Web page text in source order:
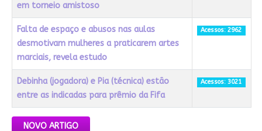
em torneio amistoso
Falta de espaço e abusos nas aulas
desmotivam mulheres a praticarem artes
marciais, revela estudo
Acessos: 2962
Debinha (jogadora) e Pia (técnica) estão
entre as indicadas para prêmio da Fifa
Acessos: 3021
NOVO ARTIGO